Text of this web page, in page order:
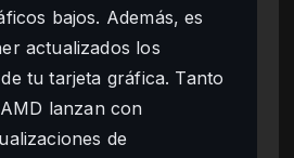
bajos. Además, es
actualizados los
tu tarjeta gráfica. Tanto
lanzan con
de